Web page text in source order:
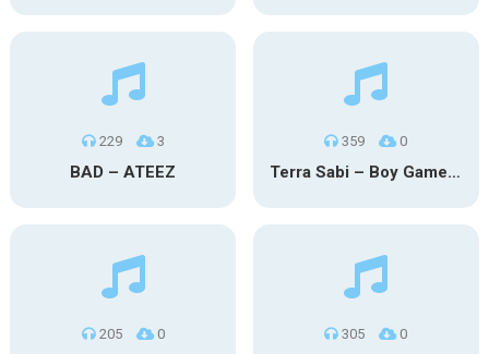
229 3
BAD – ATEEZ
359 0
Terra Sabi – Boy Game X Marcia Cruz
205 0 305 0